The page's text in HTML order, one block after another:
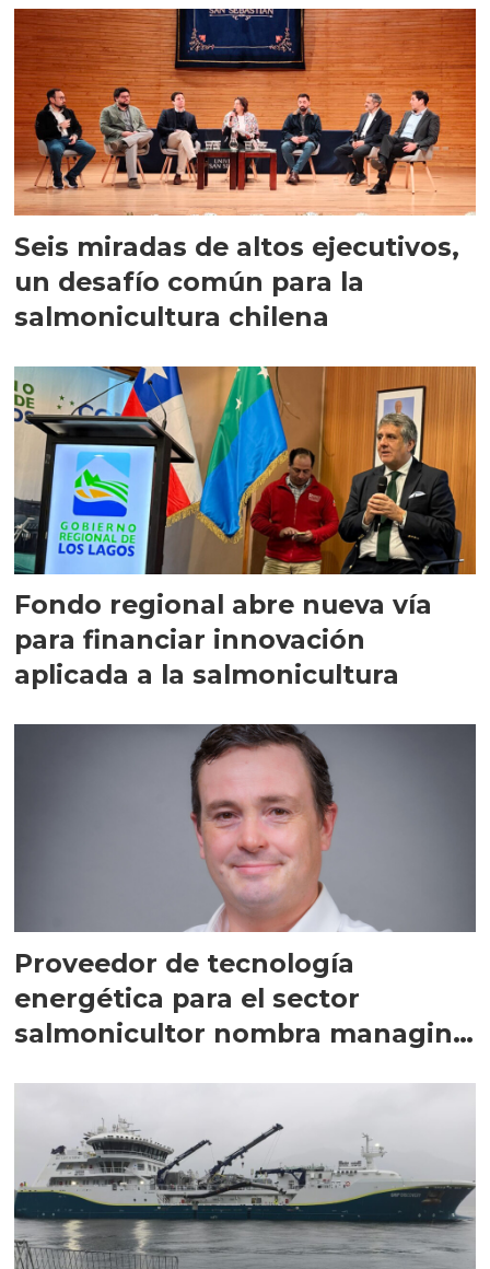
Seis miradas de altos ejecutivos,
un desafío común para la
salmonicultura chilena
Fondo regional abre nueva vía
para financiar innovación
aplicada a la salmonicultura
Proveedor de tecnología
energética para el sector
salmonicultor nombra managing